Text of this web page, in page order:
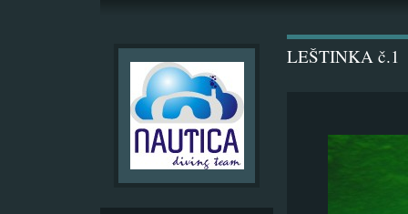
LEŠTINKA č.1